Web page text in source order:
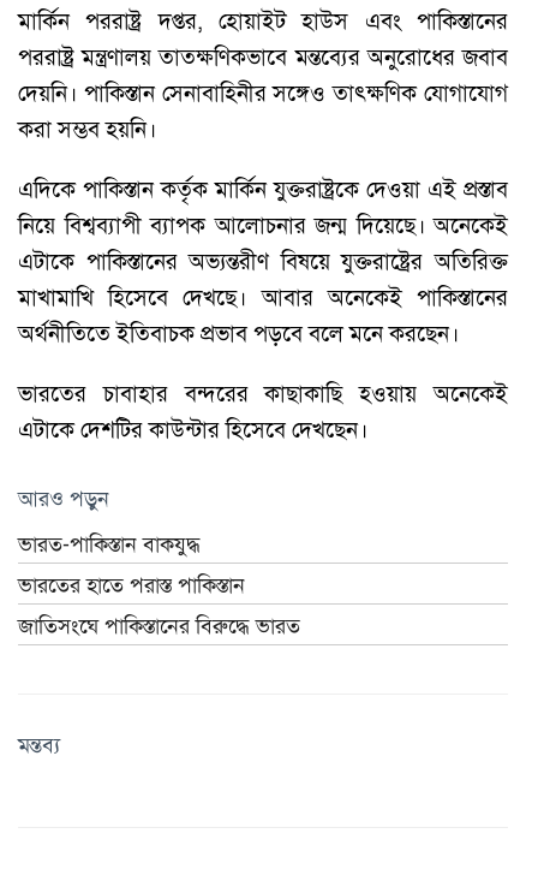
মার্কিন পররাষ্ট্র দপ্তর, হোয়াইট হাউস এবং পাকিস্তানের
পররাষ্ট্র মন্ত্রণালয় তাত্ক্ষণিকভাবে মন্তব্যের অনুরোধের জবাব
দেয়নি। পাকিস্তান সেনাবাহিনীর সঙ্গেও তাৎক্ষণিক যোগাযোগ
করা সম্ভব হয়নি।
এদিকে পাকিস্তান কর্তৃক মার্কিন যুক্তরাষ্ট্রকে দেওয়া এই প্রস্তাব
নিয়ে বিশ্বব্যাপী ব্যাপক আলোচনার জন্ম দিয়েছে। অনেকেই
এটাকে পাকিস্তানের অভ্যন্তরীণ বিষয়ে যুক্তরাষ্ট্রের অতিরিক্ত
মাখামাখি হিসেবে দেখছে। আবার অনেকেই পাকিস্তানের
অর্থনীতিতে ইতিবাচক প্রভাব পড়বে বলে মনে করছেন।
ভারতের চাবাহার বন্দরের কাছাকাছি হওয়ায় অনেকেই
এটাকে দেশটির কাউন্টার হিসেবে দেখছেন।
আরও পড়ুন
ভারত-পাকিস্তান বাকযুদ্ধ
ভারতের হাতে পরাস্ত পাকিস্তান
জাতিসংঘে পাকিস্তানের বিরুদ্ধে ভারত
মন্তব্য